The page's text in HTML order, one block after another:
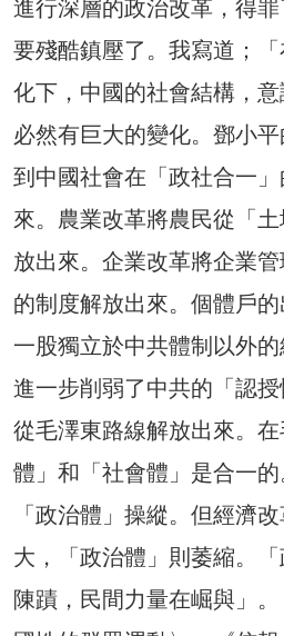
進行深層的政治改革，得
要殘酷鎮壓了。我寫道；
化下，中國的社會結構，
必然有巨大的變化。鄧小
到中國社會在「政社合一
來。農業改革將農民從「
放出來。企業改革將企業管
的制度解放出來。個體戶
一股獨立於中共體制以外
進一步削弱了中共的「認
從毛澤東路線解放出來。
體」和「社會體」是合一
「政治體」操縱。但經濟
大，「政治體」則萎縮。
陳蹟，民間力量在崛與」